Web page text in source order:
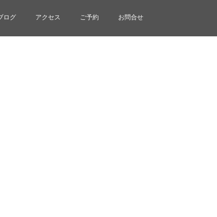
ログ アクセス ご予約 お問合せ